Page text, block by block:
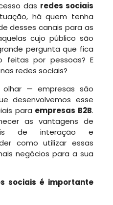
das redes sociais
há quem tenha
desses canais para as
cujo público são
pergunta que fica
feitas por pessoas? E
redes sociais?
— empresas são
desenvolvemos esse
para empresas B2B.
as vantagens de
de interação e
como utilizar essas
negócios para a sua
sociais é importante